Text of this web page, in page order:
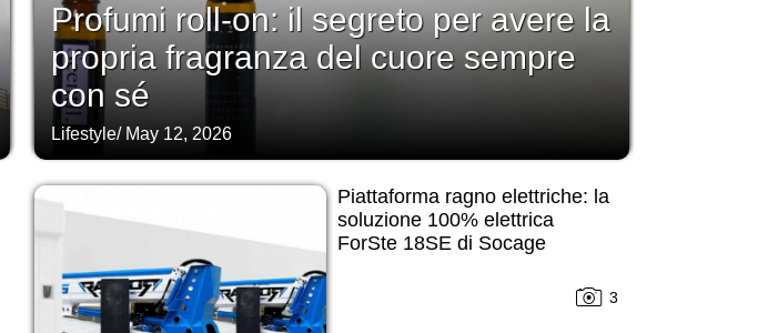
Profumi roll-on: il segreto per avere la
propria fragranza del cuore sempre
con sé
Lifestyle/ May 12, 2026
Piattaforma ragno elettriche: la
soluzione 100% elettrica
ForSte 18SE di Socage
3